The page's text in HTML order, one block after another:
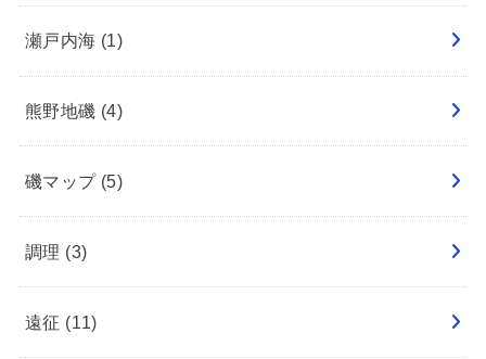
瀬戸内海 (1)
熊野地磯 (4)
磯マップ (5)
調理 (3)
遠征 (11)